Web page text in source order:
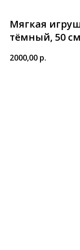
Мягкая
тёмный, 50 см
2000,00 р.